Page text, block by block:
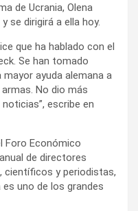
de Ucrania, Olena
se dirigirá a ella hoy.
que ha hablado con el
Se han tomado
ayuda alemana a
No dio más
escribe en
Foro Económico
de directores
científicos y periodistas,
uno de los grandes